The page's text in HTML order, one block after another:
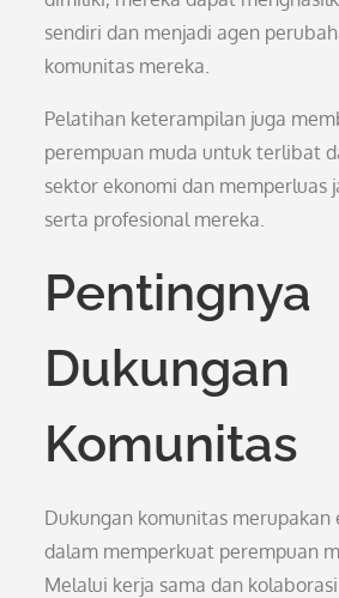
sendiri dan menjadi agen
komunitas mereka.
Pelatihan keterampilan juga
perempuan muda untuk terlibat
sektor ekonomi dan memperluas
serta profesional mereka.
Pentingnya
Dukungan
Komunitas
Dukungan komunitas merupakan
dalam memperkuat perempuan
Melalui kerja sama dan